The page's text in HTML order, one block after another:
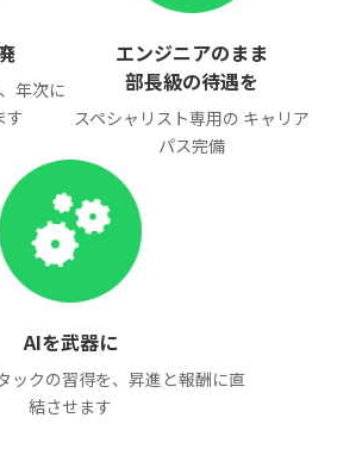
年次に
す
エンジニアのまま
部長級の待遇を
スペシャリスト専用の キャリア
パス完備
AIを武器に
ックの習得を、昇進と報酬に直
結させます